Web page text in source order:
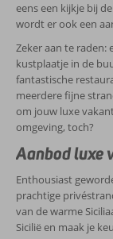
eens een kijkje bij
wordt er ook een
Zeker aan te raden:
kustplaatje in de
fantastische
meerdere fijne
om jouw luxe
omgeving, toch?
Aanbod luxe
Enthousiast
prachtige
van de warme
Sicilië en maak je